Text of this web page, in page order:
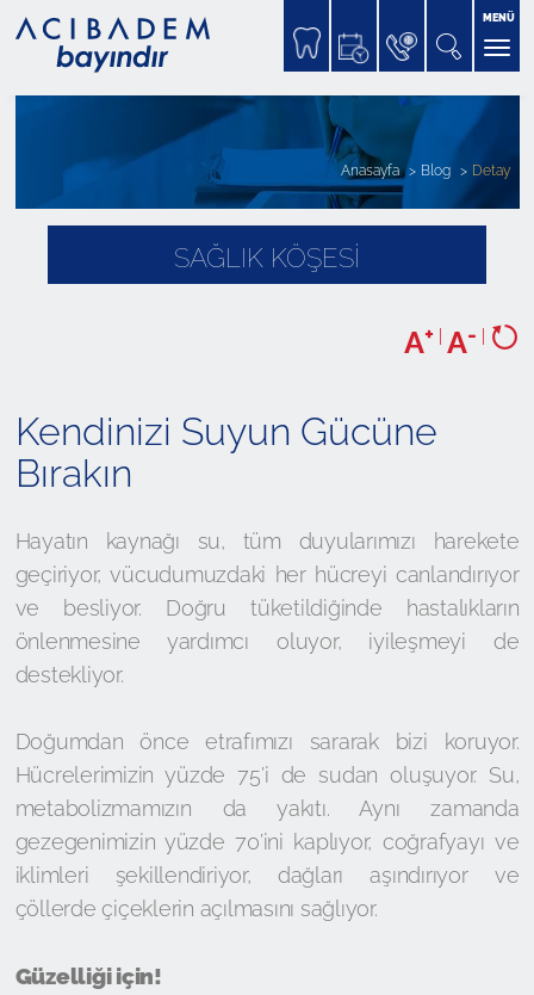
MENÜ
SAĞLIK KÖŞESİ
Anasayfa Blog Detay
A+ | A- |
Kendinizi Suyun Gücüne
Bırakın
Hayatın kaynağı su, tüm duyularımızı harekete
geçiriyor, vücudumuzdaki her hücreyi canlandırıyor
ve besliyor. Doğru tüketildiğinde hastalıkların
önlenmesine yardımcı oluyor, iyileşmeyi de
destekliyor.
Doğumdan önce etrafımızı sararak bizi koruyor.
Hücrelerimizin yüzde 75’i de sudan oluşuyor. Su,
metabolizmamızın da yakıtı. Aynı zamanda
gezegenimizin yüzde 70’ini kaplıyor, coğrafyayı ve
iklimleri şekillendiriyor, dağları aşındırıyor ve
çöllerde çiçeklerin açılmasını sağlıyor.
Güzelliği için!